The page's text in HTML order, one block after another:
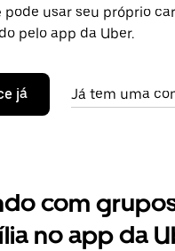
pode usar seu próprio
pelo app da Uber.
já Já tem uma
com
no app da